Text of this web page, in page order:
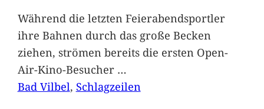
Während die letzten Feierabendsportler
ihre Bahnen durch das große Becken
ziehen, strömen bereits die ersten Open-
Air-Kino-Besucher …
Bad Vilbel, Schlagzeilen